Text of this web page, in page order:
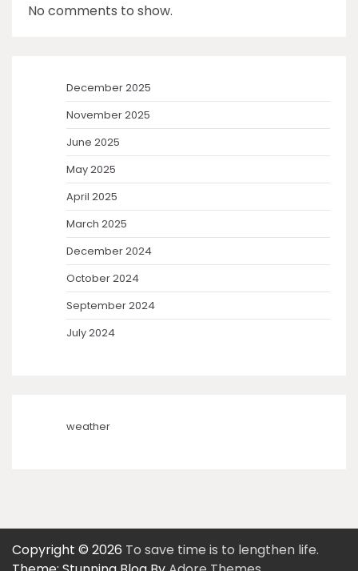
No comments to show.
December 2025
November 2025
June 2025
May 2025
April 2025
March 2025
December 2024
October 2024
September 2024
July 2024
weather
Copyright © 2026 To save time is to lengthen life.